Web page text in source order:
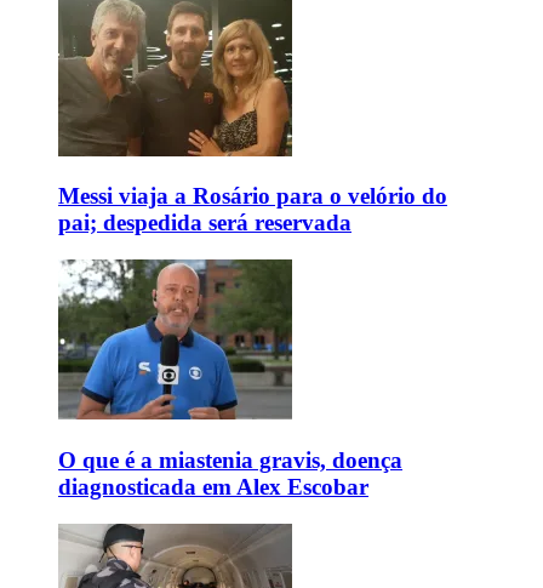
Messi viaja a Rosário para o velório do
pai; despedida será reservada
O que é a miastenia gravis, doença
diagnosticada em Alex Escobar